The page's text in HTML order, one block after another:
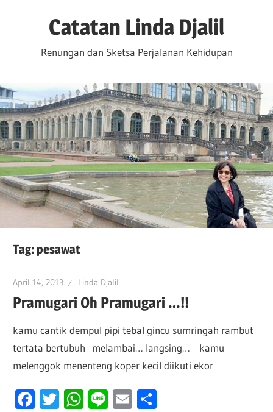
Catatan Linda Djalil
Renungan dan Sketsa Perjalanan Kehidupan
Tag:pesawat
April 14, 2013 Linda Djalil
Pramugari Oh Pramugari …!!
kamu cantik dempul pipi tebal gincu sumringah rambut
tertata bertubuh melambai… langsing… kamu
melenggok menenteng koper kecil diikuti ekor
Facebook
Twitter
WhatsApp
LineEmail